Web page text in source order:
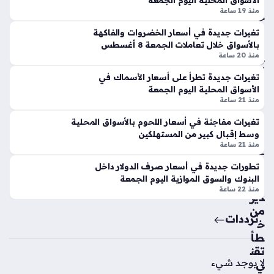
لاع
بي
ن
لإن
هاء
أزم
ة
الق
الح
الي
ة
بالن
اد
ي
منذ
3
سا
عا
45
جني
ها
للج
رام
الوا
حد
منذ
18
سا
عة
تح
ذير
من
خ
طأ
تقن
ي
الجرام الواحد، مما دفع المتعاملين لمتابعة هذه التحركات
منذ 19 ساعة
تغيرات جديدة في أسعار الخضروات والفاكهة
بالأسواق خلال تعاملات الجمعة 8 أغسطس
منذ 20 ساعة
تغيرات جديدة تطرأ على أسعار الأسماك في
الأسواق المحلية اليوم الجمعة
منذ 21 ساعة
تغيرات مفاجئة في أسعار اللحوم بالأسواق المحلية
وسط إقبال كبير من المستهلكين
منذ 21 ساعة
تطورات جديدة في أسعار صرف الدولار داخل
البنوك والسوق الموازية اليوم الجمعة
منذ 22 ساعة
ترددات
لا يوجد شيء